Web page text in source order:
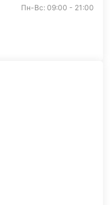
Пн-Вс: 09:00 - 21:00